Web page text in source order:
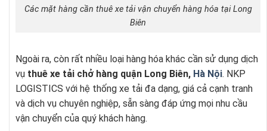
Các mặt hàng cần thuê xe tải vận chuyển hàng hóa tại Long
Biên
Ngoài ra, còn rất nhiều loại hàng hóa khác cần sử dụng dịch
vụ thuê xe tải chở hàng quận Long Biên, Hà Nội. NKP
LOGISTICS với hệ thống xe tải đa dạng, giá cả cạnh tranh
và dịch vụ chuyên nghiệp, sẵn sàng đáp ứng mọi nhu cầu
vận chuyển của quý khách hàng.